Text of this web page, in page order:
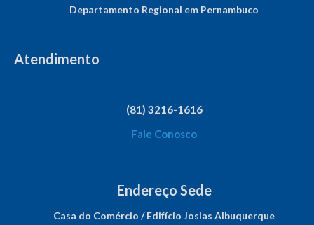
Departamento Regional em Pernambuco
Atendimento
(81) 3216-1616
Fale Conosco
Endereço Sede
Casa do Comércio / Edifício Josias Albuquerque